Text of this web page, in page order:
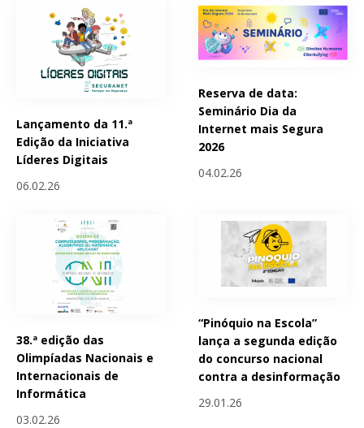
Lançamento da 11.ª
Edição da Iniciativa
Líderes Digitais
06.02.26
Reserva de data:
Seminário Dia da
Internet mais Segura
2026
04.02.26
38.ª edição das
Olimpíadas Nacionais e
Internacionais de
Informática
03.02.26
“Pinóquio na Escola”
lança a segunda edição
do concurso nacional
contra a desinformação
29.01.26